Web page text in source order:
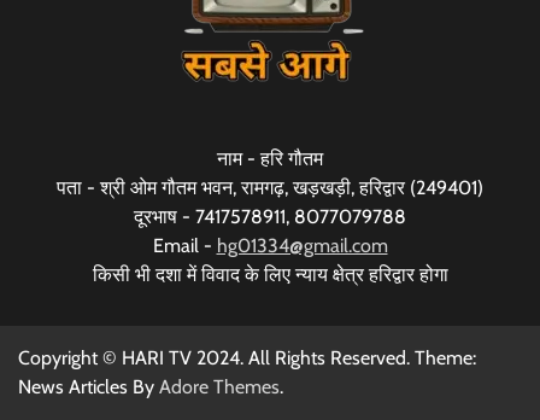
नाम - हरि गौतम
पता - श्री ओम गौतम भवन, रामगढ़, खड़खड़ी, हरिद्वार (249401)
दूरभाष - 7417578911, 8077079788
Email - hg01334@gmail.com
किसी भी दशा में विवाद के लिए न्याय क्षेत्र हरिद्वार होगा
Copyright © HARI TV 2024. All Rights Reserved. Theme:
News Articles By Adore Themes.